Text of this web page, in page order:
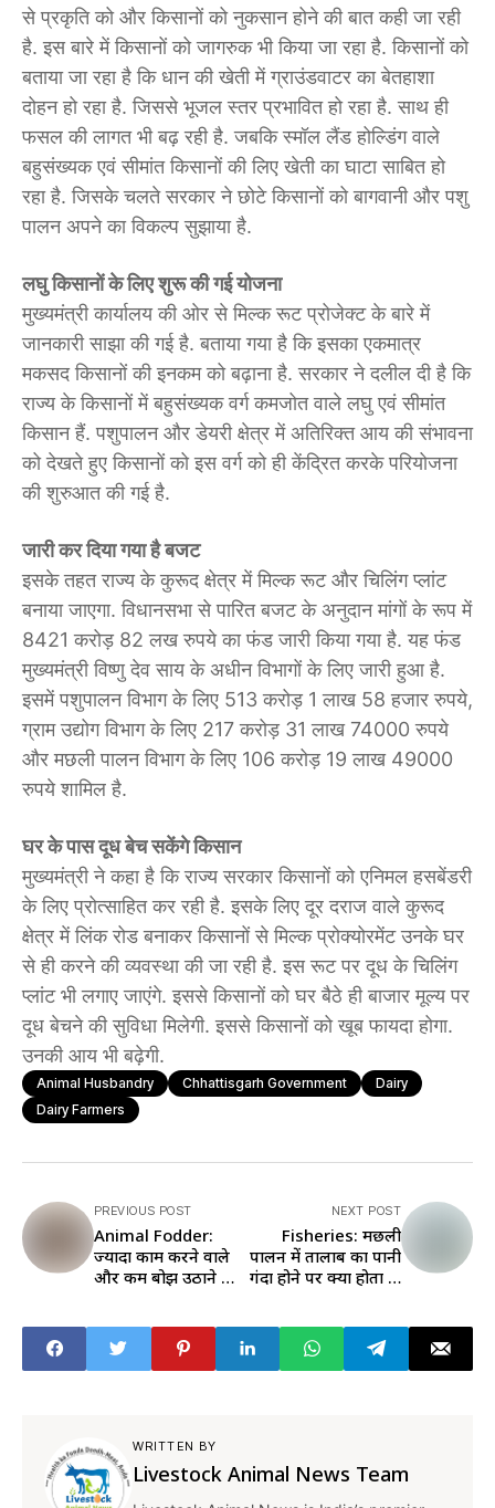
से प्रकृति को और किसानों को नुकसान होने की बात कही जा रही
है. इस बारे में किसानों को जागरुक भी किया जा रहा है. किसानों को
बताया जा रहा है कि धान की खेती में ग्राउंडवाटर का बेतहाशा
दोहन हो रहा है. जिससे भूजल स्तर प्रभावित हो रहा है. साथ ही
फसल की लागत भी बढ़ रही है. जबकि स्मॉल लैंड होल्डिंग वाले
बहुसंख्यक एवं सीमांत किसानों की लिए खेती का घाटा साबित हो
रहा है. जिसके चलते सरकार ने छोटे किसानों को बागवानी और पशु
पालन अपने का विकल्प सुझाया है.
लघु किसानों के लिए शुरू की गई योजना
मुख्यमंत्री कार्यालय की ओर से मिल्क रूट प्रोजेक्ट के बारे में
जानकारी साझा की गई है. बताया गया है कि इसका एकमात्र
मकसद किसानों की इनकम को बढ़ाना है. सरकार ने दलील दी है कि
राज्य के किसानों में बहुसंख्यक वर्ग कमजोत वाले लघु एवं सीमांत
किसान हैं. पशुपालन और डेयरी क्षेत्र में अतिरिक्त आय की संभावना
को देखते हुए किसानों को इस वर्ग को ही केंद्रित करके परियोजना
की शुरुआत की गई है.
जारी कर दिया गया है बजट
इसके तहत राज्य के कुरूद क्षेत्र में मिल्क रूट और चिलिंग प्लांट
बनाया जाएगा. विधानसभा से पारित बजट के अनुदान मांगों के रूप में
8421 करोड़ 82 लख रुपये का फंड जारी किया गया है. यह फंड
मुख्यमंत्री विष्णु देव साय के अधीन विभागों के लिए जारी हुआ है.
इसमें पशुपालन विभाग के लिए 513 करोड़ 1 लाख 58 हजार रुपये,
ग्राम उद्योग विभाग के लिए 217 करोड़ 31 लाख 74000 रुपये
और मछली पालन विभाग के लिए 106 करोड़ 19 लाख 49000
रुपये शामिल है.
घर के पास दूध बेच सकेंगे किसान
मुख्यमंत्री ने कहा है कि राज्य सरकार किसानों को एनिमल हसबेंडरी
के लिए प्रोत्साहित कर रही है. इसके लिए दूर दराज वाले कुरूद
क्षेत्र में लिंक रोड बनाकर किसानों से मिल्क प्रोक्योरमेंट उनके घर
से ही करने की व्यवस्था की जा रही है. इस रूट पर दूध के चिलिंग
प्लांट भी लगाए जाएंगे. इससे किसानों को घर बैठे ही बाजार मूल्य पर
दूध बेचने की सुविधा मिलेगी. इससे किसानों को खूब फायदा होगा.
उनकी आय भी बढ़ेगी.
Animal Husbandry Chhattisgarh Government
Dairy
Dairy Farmers
PREVIOUS POST
Animal Fodder:
ज्यादा काम करने वाले
और कम बोझ उठाने वाले
NEXT POST
Fisheries: मछली
पालन में तालाब का पानी
गंदा होने पर क्या होता है,
WRITTEN BY
Livestock Animal News Team